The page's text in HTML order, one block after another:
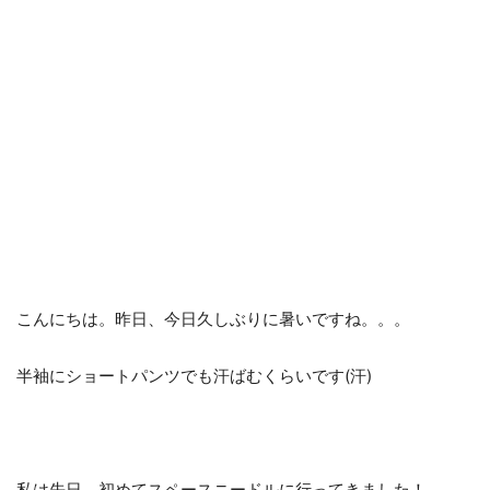
こんにちは。昨日、今日久しぶりに暑いですね。。。
半袖にショートパンツでも汗ばむくらいです(汗)